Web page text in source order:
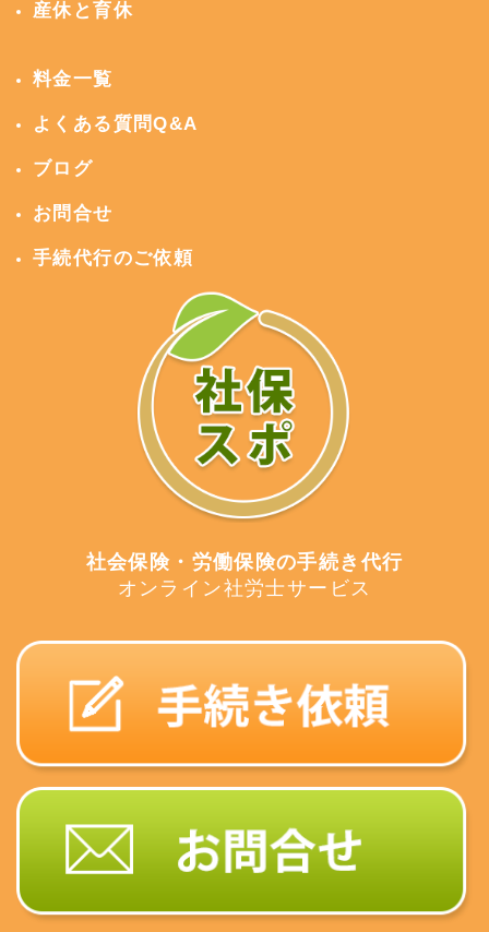
産休と育休
料金一覧
よくある質問Q&A
ブログ
お問合せ
手続代行のご依頼
社会保険・労働保険の手続き代行
オンライン社労士サービス